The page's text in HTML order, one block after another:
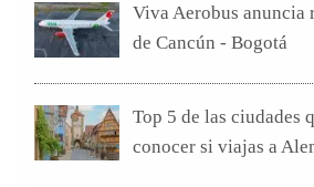
Viva Aerobus anuncia
de Cancún - Bogotá
Top 5 de las ciudades
conocer si viajas a